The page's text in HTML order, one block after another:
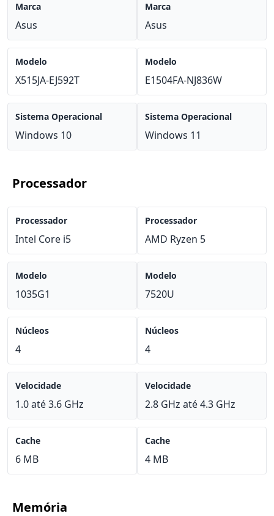
Marca
Asus
Modelo
X515JA-EJ592T
Sistema Operacional
Windows 10
Marca
Asus
Modelo
E1504FA-NJ836W
Sistema Operacional
Windows 11
Processador
Processador
Intel Core i5
Modelo
1035G1
Núcleos
4
Velocidade
1.0 até 3.6 GHz
Cache
6 MB
Processador
AMD Ryzen 5
Modelo
7520U
Núcleos
4
Velocidade
2.8 GHz até 4.3 GHz
Cache
4 MB
Memória